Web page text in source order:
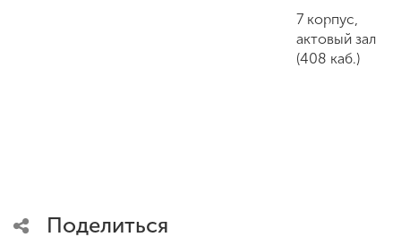
7 корпус,
актовый зал
(408 каб.)
Поделиться